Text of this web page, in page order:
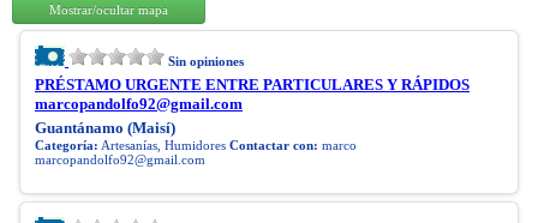
Mostrar/ocultar mapa
Sin opiniones
PRÉSTAMO URGENTE ENTRE PARTICULARES Y RÁPIDOS
marcopandolfo92@gmail.com
Guantánamo (Maisí)
Categoría: Artesanías, Humidores Contactar con: marco
marcopandolfo92@gmail.com